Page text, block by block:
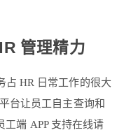
管理精力
占 HR 日常工作的很大
台让员工自主查询和
工端 APP 支持在线请